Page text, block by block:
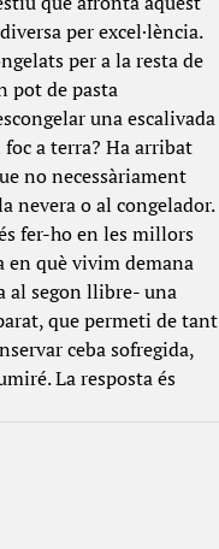
per excel·lència.
per a la resta de
pot de pasta
una escalivada
a terra? Ha arribat
no necessàriament
nevera o al congelador.
fer-ho en les millors
en què vivim demana
al segon llibre- una
que permeti de tant
ceba sofregida,
La resposta és